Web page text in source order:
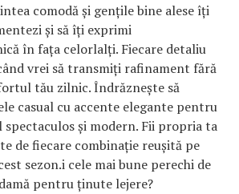
comodă și gențile bine alese îți
și să îți exprimi
în fața celorlalți. Fiecare detaliu
vrei să transmiți rafinament fără
tău zilnic. Îndrăznește să
casual cu accente elegante pentru
și modern. Fii propria ta
de fiecare combinație reușită pe
sezon.i cele mai bune perechi de
pentru ținute lejere?